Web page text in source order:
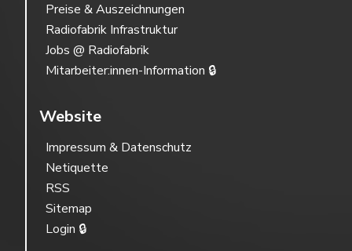
Preise & Auszeichnungen
Radiofabrik Infrastruktur
Jobs @ Radiofabrik
Mitarbeiter:innen-Information 🔒
Website
Impressum & Datenschutz
Netiquette
RSS
Sitemap
Login 🔒